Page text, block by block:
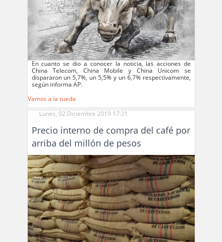
En cuanto se dio a conocer la noticia, las acciones de
China Telecom, China Mobile y China Unicom se
dispararon un 5,7%, un 5,5% y un 6,7% respectivamente,
según informa AP.
Vamos a la rueda
Lunes, 02 Diciembre 2019 17:31
Precio interno de compra del café por
arriba del millón de pesos